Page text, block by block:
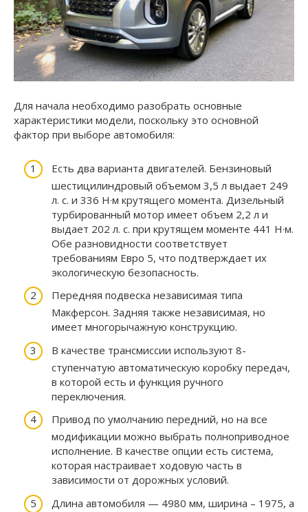
Для начала необходимо разобрать основные
характеристики модели, поскольку это основной
фактор при выборе автомобиля:
Есть два варианта двигателей. Бензиновый
шестицилиндровый объемом 3,5 л выдает 249
л. с. и 336 Н·м крутящего момента. Дизельный
турбированный мотор имеет объем 2,2 л и
выдает 202 л. с. при крутящем моменте 441 Н·м.
Обе разновидности соответствует
требованиям Евро 5, что подтверждает их
экологическую безопасность.
Передняя подвеска независимая типа
Макферсон. Задняя также независимая, но
имеет многорычажную конструкцию.
В качестве трансмиссии используют 8-
ступенчатую автоматическую коробку передач,
в которой есть и функция ручного
переключения.
Привод по умолчанию передний, но на все
модификации можно выбрать полноприводное
исполнение. В качестве опции есть система,
которая настраивает ходовую часть в
зависимости от дорожных условий.
Длина автомобиля — 4980 мм, ширина – 1975, а